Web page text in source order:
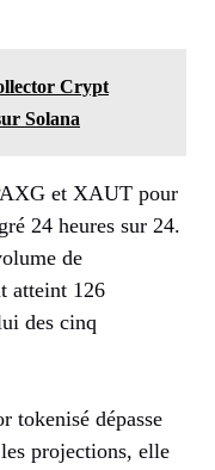
Crypt
Solana
et XAUT pour
24 heures sur 24.
de
atteint 126
des cinq
tokenisé dépasse
projections, elle